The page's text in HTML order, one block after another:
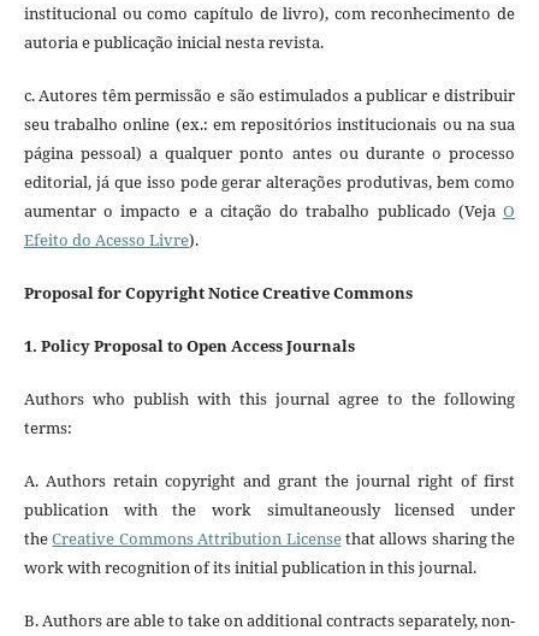
institucional ou como capítulo de livro), com reconhecimento de
autoria e publicação inicial nesta revista.
c. Autores têm permissão e são estimulados a publicar e distribuir
seu trabalho online (ex.: em repositórios institucionais ou na sua
página pessoal) a qualquer ponto antes ou durante o processo
editorial, já que isso pode gerar alterações produtivas, bem como
aumentar o impacto e a citação do trabalho publicado (VejaO
Efeito do Acesso Livre).
Proposal for Copyright Notice Creative Commons
1. Policy Proposal to Open Access Journals
Authors who publish with this journal agree to the following
terms:
A. Authors retain copyright and grant the journal right of first
publication with the work simultaneously licensed under
theCreative Commons Attribution Licensethat allows sharing the
work with recognition of its initial publication in this journal.
B. Authors are able to take on additional contracts separately, non-